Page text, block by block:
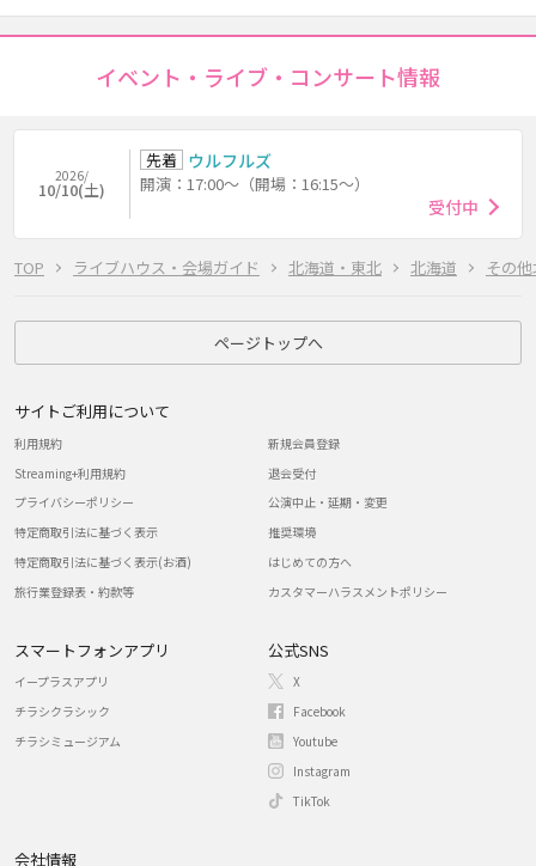
TOP ライブハウス・会場ガイド 北海道・東北 北海道 その
イベント・ライブ・コンサート情報
2026/
10/10(土)
先着 ウルフルズ
開演：17:00～（開場：16:15～）
受付中
ページトップへ
サイトご利用について
利用規約
Streaming+利用規約
プライバシーポリシー
特定商取引法に基づく表示
特定商取引法に基づく表示(お酒)
旅行業登録表・約款等
新規会員登録
退会受付
公演中止・延期・変更
推奨環境
はじめての方へ
カスタマーハラスメントポリシー
スマートフォンアプリ
イープラスアプリ
チラシクラシック
チラシミュージアム
公式SNS
X
Facebook
Youtube
Instagram
TikTok
会社情報